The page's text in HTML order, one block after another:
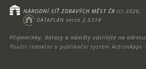
Připomínky, dotazy a náměty zasílejte na
Použit redakční a publikační systém ActionApps
NÁRODNÍ SÍŤ ZDRAVÝCH MĚST ČR (c) 2026;
DATAPLÁN verze 2.5314